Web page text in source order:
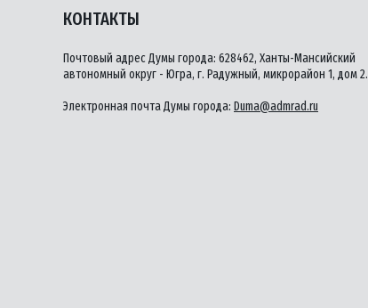
КОНТАКТЫ
Почтовый адрес Думы города: 628462, Ханты-Мансийский
автономный округ - Югра, г. Радужный, микрорайон 1, дом 2.
Электронная почта Думы города: Duma@admrad.ru